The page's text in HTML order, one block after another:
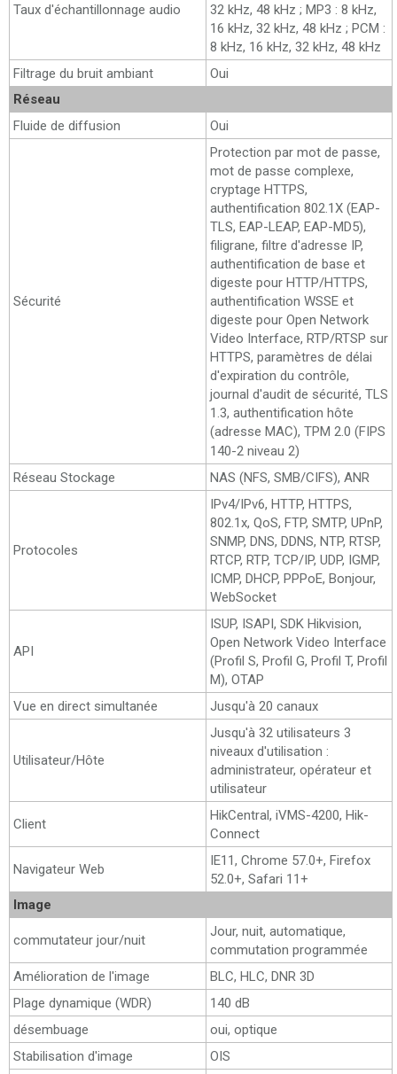
Taux d'échantillonnage audio
32 kHz, 48 kHz ; MP3 : 8 kHz,
16 kHz, 32 kHz, 48 kHz ; PCM :
8 kHz, 16 kHz, 32 kHz, 48 kHz
Filtrage du bruit ambiant
Oui
Réseau
Fluide de diffusion
Oui
Sécurité
Protection par mot de passe,
mot de passe complexe,
cryptage HTTPS,
authentification 802.1X (EAP-
TLS, EAP-LEAP, EAP-MD5),
filigrane, filtre d'adresse IP,
authentification de base et
digeste pour HTTP/HTTPS,
authentification WSSE et
digeste pour Open Network
Video Interface, RTP/RTSP sur
HTTPS, paramètres de délai
d'expiration du contrôle,
journal d'audit de sécurité, TLS
1.3, authentification hôte
(adresse MAC), TPM 2.0 (FIPS
140-2 niveau 2)
Réseau Stockage
NAS (NFS, SMB/CIFS), ANR
Protocoles
IPv4/IPv6, HTTP, HTTPS,
802.1x, QoS, FTP, SMTP, UPnP,
SNMP, DNS, DDNS, NTP, RTSP,
RTCP, RTP, TCP/IP, UDP, IGMP,
ICMP, DHCP, PPPoE, Bonjour,
WebSocket
API
ISUP, ISAPI, SDK Hikvision,
Open Network Video Interface
(Profil S, Profil G, Profil T, Profil
M), OTAP
Vue en direct simultanée
Jusqu'à 20 canaux
Utilisateur/Hôte
Jusqu'à 32 utilisateurs 3
niveaux d'utilisation :
administrateur, opérateur et
utilisateur
Client
HikCentral, iVMS-4200, Hik-
Connect
Navigateur Web
IE11, Chrome 57.0+, Firefox
52.0+, Safari 11+
Image
commutateur jour/nuit
Jour, nuit, automatique,
commutation programmée
Amélioration de l'image
BLC, HLC, DNR 3D
Plage dynamique (WDR)
140 dB
désembuage
oui, optique
Stabilisation d'image
OIS